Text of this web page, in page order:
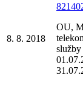
8. 8. 2018
OU,
služby